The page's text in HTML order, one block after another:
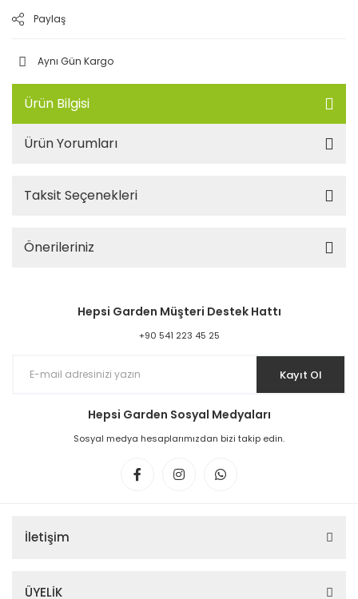
Paylaş
Aynı Gün Kargo
Ürün Bilgisi
Ürün Yorumları
Taksit Seçenekleri
Önerileriniz
Hepsi Garden Müşteri Destek Hattı
+90 541 223 45 25
Kayıt Ol
Hepsi Garden Sosyal Medyaları
Sosyal medya hesaplarımızdan bizi takip edin.
İletişim
ÜYELİK